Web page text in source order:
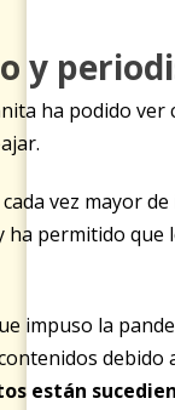
y
ha podido
vez mayor
permitido
impuso la
están